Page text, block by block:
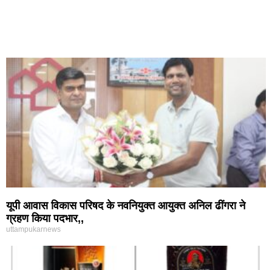
यूपी आवास विकास परिषद के नवनियुक्त आयुक्त अनिल ढींगरा ने
ग्रहण किया पदभार,,
uttampukarnews